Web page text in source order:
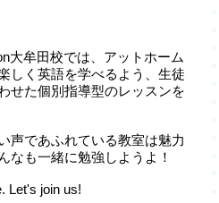
大牟田校では、アットホーム
しく英語を学べるよう、生徒
せた個別指導型のレッスンを
声であふれている教室は魅力
なも一緒に勉強しようよ！
Let's join us!